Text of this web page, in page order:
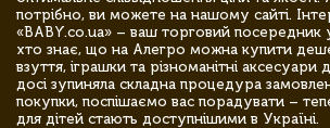
потрібно, ви можете на нашому сайті.
«BABY.co.ua» – ваш торговий посередник
хто знає, що на Алегро можна купити
взуття, іграшки та різноманітні аксесуари
досі зупиняла складна процедура
покупки, поспішаємо вас порадувати –
для дітей стають доступнішими в Україні.